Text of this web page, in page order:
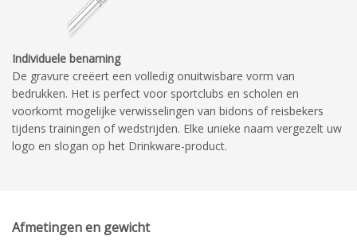
Individuele benaming
De gravure creëert een volledig onuitwisbare vorm van
bedrukken. Het is perfect voor sportclubs en scholen en
voorkomt mogelijke verwisselingen van bidons of reisbekers
tijdens trainingen of wedstrijden. Elke unieke naam vergezelt uw
logo en slogan op het Drinkware-product.
Afmetingen en gewicht